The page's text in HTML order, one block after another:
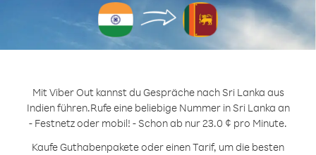
Mit Viber Out kannst du Gespräche nach Sri Lanka aus
Indien führen.Rufe eine beliebige Nummer in Sri Lanka an
- Festnetz oder mobil! - Schon ab nur 23.0 ¢ pro Minute.
Kaufe Guthabenpakete oder einen Tarif, um die besten